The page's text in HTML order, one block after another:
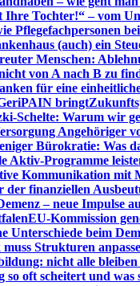
Ihre Tochter!“ – vom
Pflegefachpersonen
(auch) ein
Menschen:
von A nach B zu
für eine
bringt
Schelte: Warum wir
Angehöriger
Bürokratie: Was
Aktiv-Programme
Kommunikation mit
der finanziellen
– neue Impulse
EU-Kommission
Unterschiede beim
Strukturen
nicht alle bleiben
oft scheitert und was